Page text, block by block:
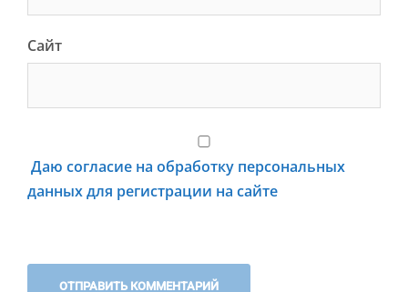
Сайт
Даю согласие на обработку персональных
данных для регистрации на сайте